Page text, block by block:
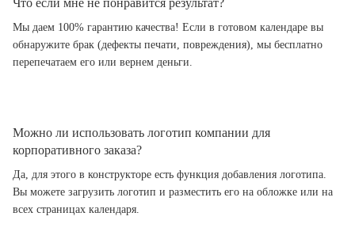
Мы даем 100% гарантию качества! Если в готовом календаре вы
обнаружите брак (дефекты печати, повреждения), мы бесплатно
перепечатаем его или вернем деньги.
Можно ли использовать логотип компании для
корпоративного заказа?
Да, для этого в конструкторе есть функция добавления логотипа.
Вы можете загрузить логотип и разместить его на обложке или на
всех страницах календаря.